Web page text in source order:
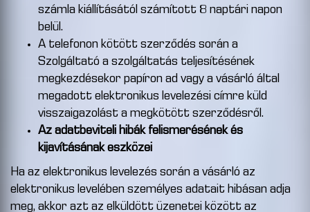
számla kiállításától számított 8 naptári napon
belül.
A telefonon kötött szerződés során a
Szolgáltató a szolgáltatás teljesítésének
megkezdésekor papíron ad vagy a vásárló által
megadott elektronikus levelezési címre küld
visszaigazolást a megkötött szerződésről.
Az adatbeviteli hibák felismerésének és
kijavításának eszközei
Ha az elektronikus levelezés során a vásárló az
elektronikus levelében személyes adatait hibásan adja
meg, akkor azt az elküldött üzenetei között az